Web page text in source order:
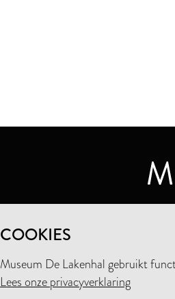
COOKIES
Museum De Lakenhal gebruikt
Lees onze privacyverklaring
MUSEUM DE LAKENHAL
OUDE SINGEL 32
+31 (0)71 5165360